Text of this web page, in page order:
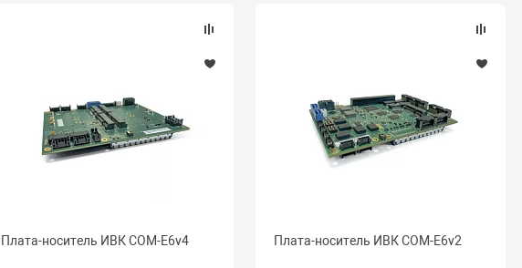
Плата-носитель ИВК COM-E6v4 Плата-носитель ИВК COM-E6v2